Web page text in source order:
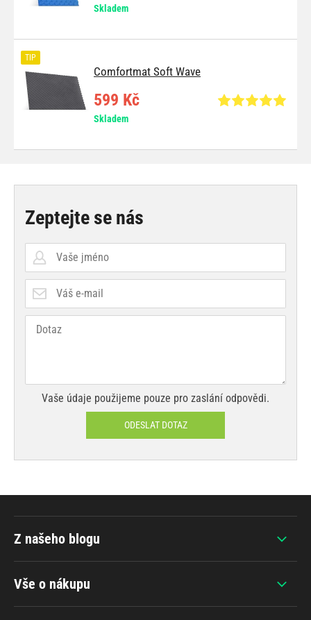
Skladem
Comfortmat Soft Wave
TIP
599 Kč
Skladem
Zeptejte se nás
Vaše údaje použijeme pouze pro zaslání odpovědi.
ODESLAT DOTAZ
Vše o nákupu
Z našeho blogu